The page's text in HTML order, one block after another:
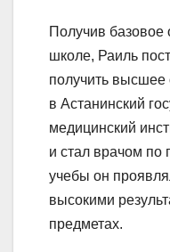
Получив базовое
школе, Раиль
получить высшее
в Астанинский
медицинский
и стал врачом
учебы он
высокими
предметах.